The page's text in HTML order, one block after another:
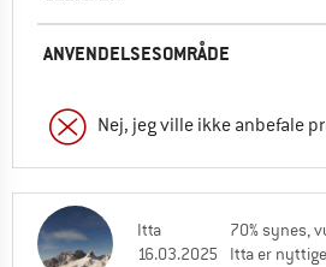
ANVENDELSESOMRÅDE
Nej, jeg ville ikke anbefale
Itta
16.03.2025
70% synes,
Itta er nyttige